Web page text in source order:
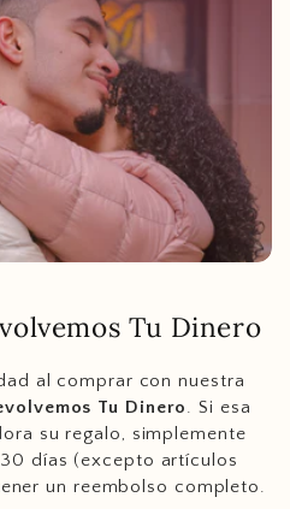
Tu Dinero
al comprar con nuestra
Tu Dinero. Si esa
su regalo, simplemente
días (excepto artículos
un reembolso completo.